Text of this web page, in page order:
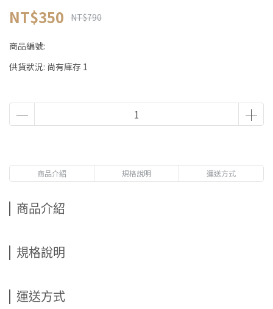
NT$350 NT$790
商品編號:
供貨狀況: 尚有庫存 1
商品介紹 規格說明 運送方式
商品介紹
規格說明
運送方式